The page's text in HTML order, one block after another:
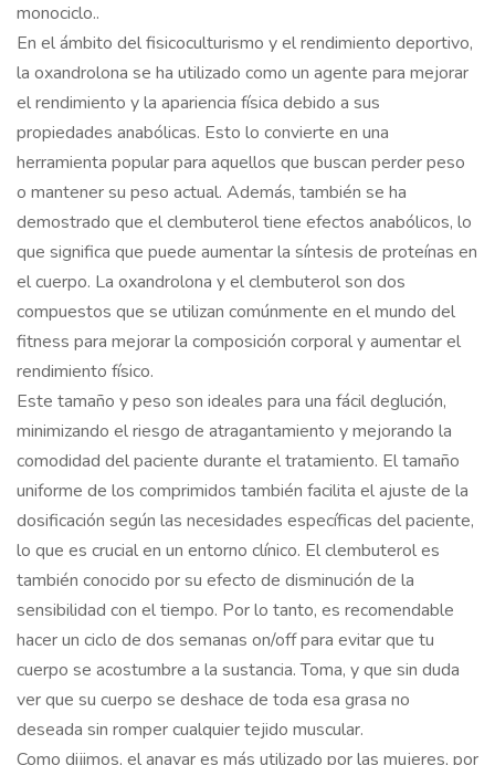
monociclo..
En el ámbito del fisicoculturismo y el rendimiento deportivo,
la oxandrolona se ha utilizado como un agente para mejorar
el rendimiento y la apariencia física debido a sus
propiedades anabólicas. Esto lo convierte en una
herramienta popular para aquellos que buscan perder peso
o mantener su peso actual. Además, también se ha
demostrado que el clembuterol tiene efectos anabólicos, lo
que significa que puede aumentar la síntesis de proteínas en
el cuerpo. La oxandrolona y el clembuterol son dos
compuestos que se utilizan comúnmente en el mundo del
fitness para mejorar la composición corporal y aumentar el
rendimiento físico.
Este tamaño y peso son ideales para una fácil deglución,
minimizando el riesgo de atragantamiento y mejorando la
comodidad del paciente durante el tratamiento. El tamaño
uniforme de los comprimidos también facilita el ajuste de la
dosificación según las necesidades específicas del paciente,
lo que es crucial en un entorno clínico. El clembuterol es
también conocido por su efecto de disminución de la
sensibilidad con el tiempo. Por lo tanto, es recomendable
hacer un ciclo de dos semanas on/off para evitar que tu
cuerpo se acostumbre a la sustancia. Toma, y ​​que sin duda
ver que su cuerpo se deshace de toda esa grasa no
deseada sin romper cualquier tejido muscular.
Como dijimos, el anavar es más utilizado por las mujeres, por